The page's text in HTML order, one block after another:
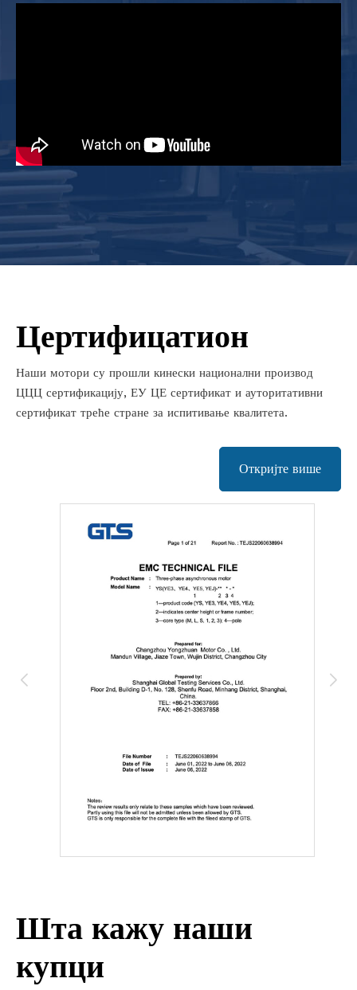
Цертифицатион
Наши мотори су прошли кинески национални производ
ЦЦЦ сертификацију, ЕУ ЦЕ сертификат и ауторитативни
сертификат треће стране за испитивање квалитета.
Откријте више
Шта кажу наши
купци